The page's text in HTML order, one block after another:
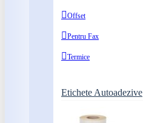
Offset
Pentru Fax
Termice
Etichete Autoadezive